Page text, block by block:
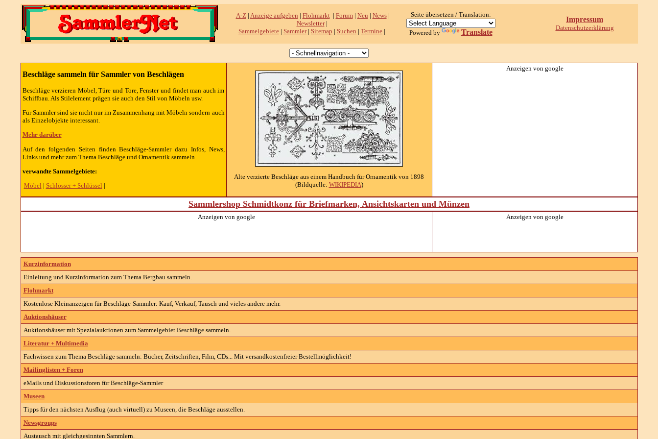
A-Z| Anzeige aufgeben | Flohmarkt| Forum| Neu | News|
Newsletter|
Sammelgebiete | Sammler| Sitemap | Suchen | Termine |
Seite übersetzen / Translation:
Powered by Translate
Impressum
Datenschutzerklärung
Beschläge sammeln für Sammler von Beschlägen
Beschläge verzieren Möbel, Türe und Tore, Fenster und findet man auch im
Schiffbau. Als Stilelement prägen sie auch den Stil von Möbeln usw.
Für Sammler sind sie nicht nur im Zusammenhang mit Möbeln sondern auch
als Einzelobjekte interessant.
Mehr darüber
Auf den folgenden Seiten finden Beschläge-Sammler dazu Infos, News,
Links und mehr zum Thema Beschläge und Ornamentik sammeln.
verwandte Sammelgebiete:
Möbel | Schlösser + Schlüssel |
Alte verzierte Beschläge aus einem Handbuch für Ornamentik von 1898
(Bildquelle: WIKIPEDIA)
Anzeigen von google
Sammlershop Schmidtkonz für Briefmarken, Ansichtskarten und Münzen
Anzeigen von google Anzeigen von google
Kurzinformation
Einleitung und Kurzinformation zum Thema Bergbau sammeln.
Flohmarkt
Kostenlose Kleinanzeigen für Beschläge-Sammler: Kauf, Verkauf, Tausch und vieles andere mehr.
Auktionshäuser
Auktionshäuser mit Spezialauktionen zum Sammelgebiet Beschläge sammeln.
Literatur + Multimedia
Fachwissen zum Thema Beschläge sammeln: Bücher, Zeitschriften, Film, CDs... Mit versandkostenfreier Bestellmöglichkeit!
Mailinglisten + Foren
eMails und Diskussionsforen für Beschläge-Sammler
Museen
Tipps für den nächsten Ausflug (auch virtuell) zu Museen, die Beschläge ausstellen.
Newsgroups
Austausch mit gleichgesinnten Sammlern.